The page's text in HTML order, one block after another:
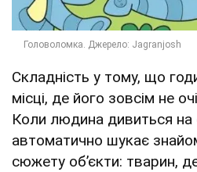
Складність у тому, що
місці, де його зовсім не
Коли людина дивиться на
автоматично шукає
сюжету об’єкти: тварин,